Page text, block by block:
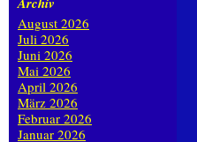
August 2026
Juli 2026
Juni 2026
Mai 2026
April 2026
März 2026
Februar 2026
Januar 2026